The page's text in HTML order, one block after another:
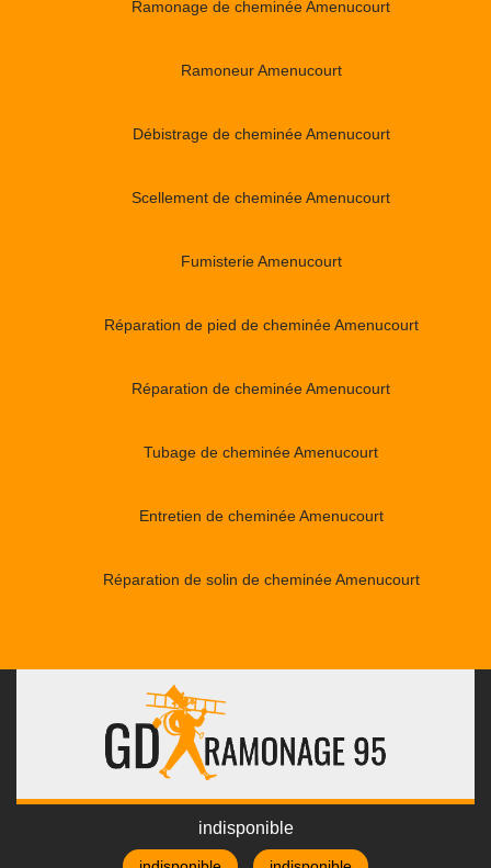
Ramonage de cheminée Amenucourt
Ramoneur Amenucourt
Débistrage de cheminée Amenucourt
Scellement de cheminée Amenucourt
Fumisterie Amenucourt
Réparation de pied de cheminée Amenucourt
Réparation de cheminée Amenucourt
Tubage de cheminée Amenucourt
Entretien de cheminée Amenucourt
Réparation de solin de cheminée Amenucourt
indisponible